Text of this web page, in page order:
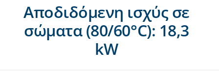
Υπηρεσίες
Μάρκες
Αποδιδόμενη ισχύς σε
σώματα (80/60°C): 18,3
kW